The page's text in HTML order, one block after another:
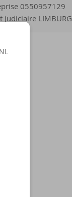
NL
0550957129
judiciaire LIMBURG